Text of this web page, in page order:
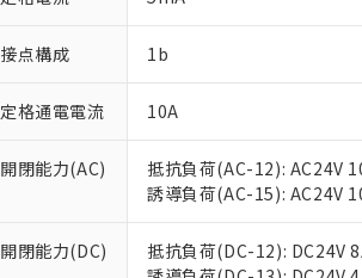
接点構成 1b
定格通電電流 10A
開閉能力(AC)
抵抗負荷(AC-12): AC24V
誘導負荷(AC-15): AC24V
開閉能力(DC)
抵抗負荷(DC-12): DC24V
本サービスは、当
当社制御機器事業
い。
正式な納期状況
当社販売員にご
在庫状況および標
*EU RoHS指令（10物質）：
フタル酸ビス(2-エチルヘキシ
ル（DBP） 1000ppm以下、
但し、RoHS指令で産業用監視
フタル酸エステル類の４物質
※2 対応予定月
部品在庫の切り替え状
「×」：最大均質材料
Pb(鉛) :1000ppm、 Hg(水銀) :
DEHP(フタル酸ビス(2-エチ
※2 環境保護使用期
当社は、これら貴
などの必要な手続
ます。
当社は貴社製品
置等に一切使用
当社は、貴社製
たしません。
△ 一定数には
－
在庫なし(最